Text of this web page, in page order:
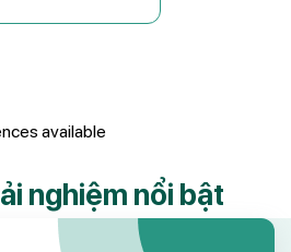
available
nghiệm nổi bật